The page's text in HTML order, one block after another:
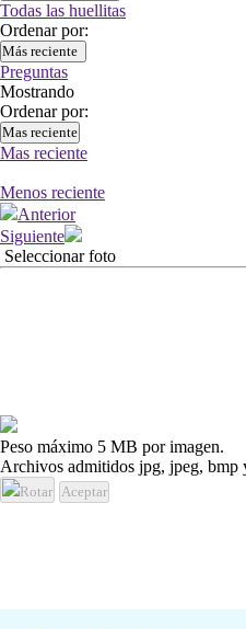
Todas las huellitas
Ordenar por:
Más reciente
Preguntas
Mostrando
Ordenar por:
Mas reciente
Mas reciente
Menos reciente
Anterior
Siguiente
Seleccionar foto
Peso máximo 5 MB por imagen.
Archivos admitidos jpg, jpeg, bmp
Rotar Aceptar